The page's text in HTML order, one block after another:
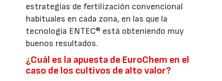
estrategias de fertilización convencional
habituales en cada zona, en las que la
tecnología ENTEC® está obteniendo muy
buenos resultados.
¿Cuál es la apuesta de EuroChem en el
caso de los cultivos de alto valor?